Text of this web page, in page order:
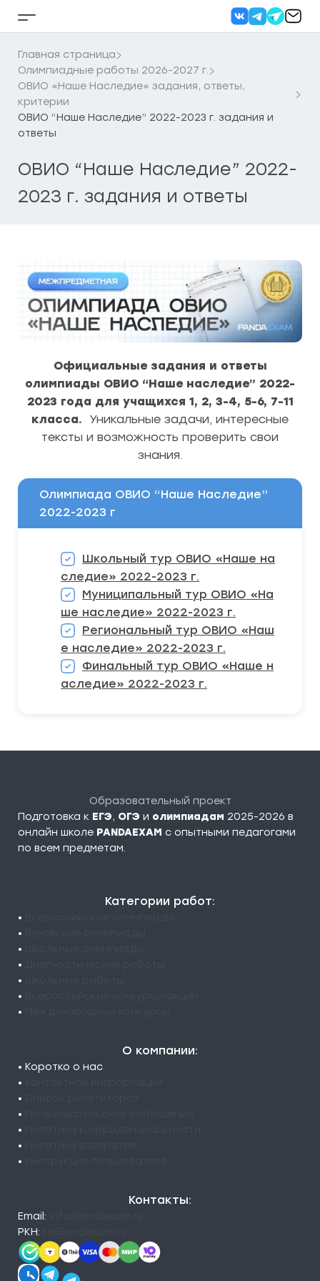
Кнопка
бокового
меню
Главная страница
Олимпиадные работы 2026-2027 г.
ОВИО «Наше Наследие» задания, ответы,
критерии
ОВИО “Наше Наследие” 2022-2023 г. задания и
ответы
ОВИО “Наше Наследие” 2022-
2023 г. задания и ответы
Официальные задания и ответы
олимпиады ОВИО “Наше наследие” 2022-
2023 года для учащихся 1, 2, 3-4, 5-6, 7-11
класса.
Уникальные задачи, интересные
тексты и возможность проверить свои
знания.
Олимпиада ОВИО “Наше Наследие”
2022-2023 г
Школьный тур ОВИО «Наше на
следие» 2022-2023 г.
Муниципальный тур ОВИО «На
ше наследие» 2022-2023 г.
Региональный тур ОВИО «Наш
е наследие» 2022-2023 г.
Финальный тур ОВИО «Наше н
аследие» 2022-2023 г.
Образовательный проект
Подготовка к ЕГЭ, ОГЭ и олимпиадам 2025-2026 в
онлайн школе PANDAEXAM c опытными педагогами
по всем предметам.
Категории работ:
•
•
•
•
•
•
•
О компании:
• Коротко о нас
•
•
•
•
•
•
Контакты:
Email:
РКН: